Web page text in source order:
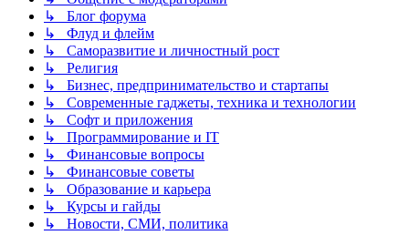
↳ Блог форума
↳ Флуд и флейм
↳ Саморазвитие и личностный рост
↳ Религия
↳ Бизнес, предпринимательство и стартапы
↳ Современные гаджеты, техника и технологии
↳ Софт и приложения
↳ Программирование и IT
↳ Финансовые вопросы
↳ Финансовые советы
↳ Образование и карьера
↳ Курсы и гайды
↳ Новости, СМИ, политика